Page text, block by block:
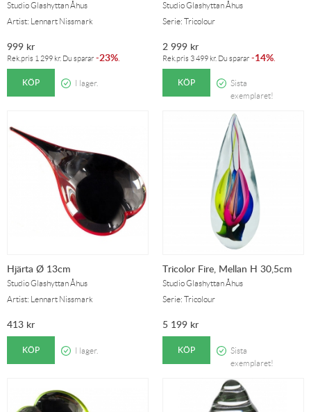
Studio Glashyttan Åhus
Artist: Lennart Nissmark
999 kr
Rek.pris 1 299 kr. Du sparar -23%.
KÖP I lager.
Studio Glashyttan Åhus
Serie: Tricolour
2 999 kr
Rek.pris 3 499 kr. Du sparar -14%.
KÖP
Sista
exemplaret!
Hjärta Ø 13cm
Studio Glashyttan Åhus
Artist: Lennart Nissmark
413 kr
KÖP I lager.
Tricolor Fire, Mellan H 30,5cm
Studio Glashyttan Åhus
Serie: Tricolour
5 199 kr
KÖP
Sista
exemplaret!